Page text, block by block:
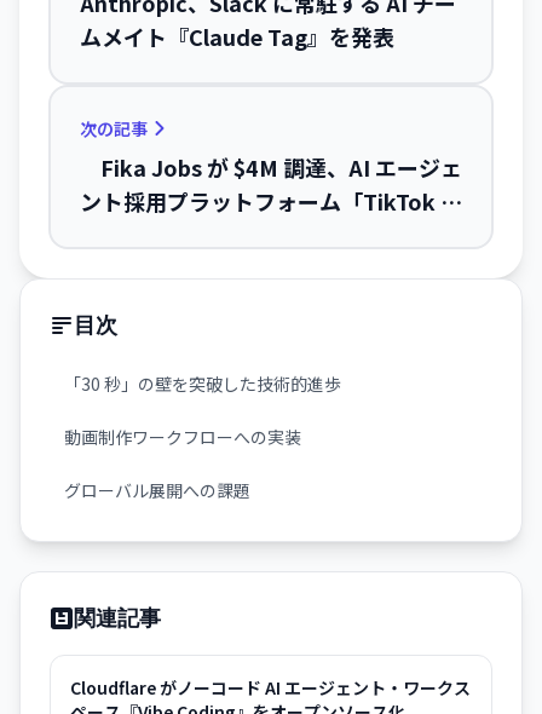
ムメイト『Claude Tag』を発表
次の記事
Fika Jobs が $4M 調達、AI エージェ
ント採用プラットフォーム「TikTok ×
目次
「30 秒」の壁を突破した技術的進歩
動画制作ワークフローへの実装
グローバル展開への課題
関連記事
Cloudflare がノーコード AI エージェント・ワークス